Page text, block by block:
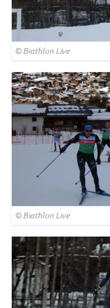
© Biathlon Live
© Biathlon Live